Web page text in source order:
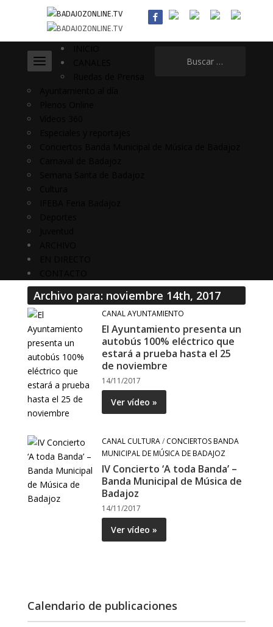
Archivo para: noviembre 14th, 2017
CANAL AYUNTAMIENTO
El Ayuntamiento presenta un
autobús 100% eléctrico que
estará a prueba hasta el 25
de noviembre
14/11/2017
Ver vídeo »
CANAL CULTURA/ CONCIERTOS BANDA
MUNICIPAL DE MÚSICA DE BADAJOZ
IV Concierto ‘A toda Banda’ –
Banda Municipal de Música de
Badajoz
14/11/2017
Ver vídeo »
Calendario de publicaciones